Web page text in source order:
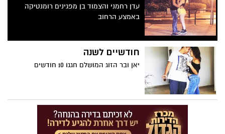
עדן רחמני והצמוד בן מפגינים רומנטיקה
באמצע הרחוב
חודשיים לשנה
יאן ובר הזוג המושלם חגגו 10 חודשים